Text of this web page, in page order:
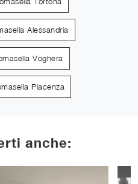
Alessandria
Voghera
Piacenza
anche: